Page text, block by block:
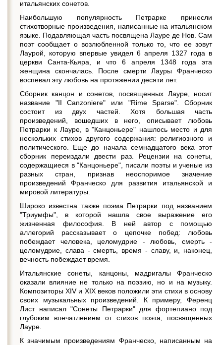
итальянских сонетов.
Наибольшую популярность Петрарке принесли
стихотворные произведения, написанные на итальянском
языке. Подавляющая часть посвящена Лауре де Нов. Сам
поэт сообщает о возлюбленной только то, что ее зовут
Лаурой, которую впервые увидел 6 апреля 1327 года в
церкви Санта-Кьяра, и что 6 апреля 1348 года эта
женщина скончалась. После смерти Лауры Франческо
воспевал эту любовь на протяжении десяти лет.
Сборник канцон и сонетов, посвященных Лауре, носит
название "II Canzoniere" или "Rime Sparse". Сборник
состоит из двух частей. Хотя большая часть
произведений, вошедших в него, описывает любовь
Петрарки к Лауре, в "Канцоньере" нашлось место и для
нескольких стихов другого содержания: религиозного и
политического. Еще до начала семнадцатого века этот
сборник переиздали двести раз. Рецензии на сонеты,
содержащиеся в "Канцоньере", писали поэты и ученые из
разных стран, признав неоспоримое значение
произведений Франческо для развития итальянской и
мировой литературы.
Широко известна также поэма Петрарки под названием
"Триумфы", в которой нашла свое выражение его
жизненная философия. В ней автор с помощью
аллегорий рассказывает о цепочке побед: любовь
побеждает человека, целомудрие - любовь, смерть -
целомудрие, слава - смерть, время - славу, и, наконец,
вечность побеждает время.
Итальянские сонеты, канцоны, мадригалы Франческо
оказали влияние не только на поэзию, но и на музыку.
Композиторы XIV и XIX веков положили эти стихи в основу
своих музыкальных произведений. К примеру, Ференц
Лист написал "Сонеты Петрарки" для фортепиано под
глубоким впечатлением от стихов поэта, посвященных
Лауре.
К значимым произведениям Франческо, написанным на